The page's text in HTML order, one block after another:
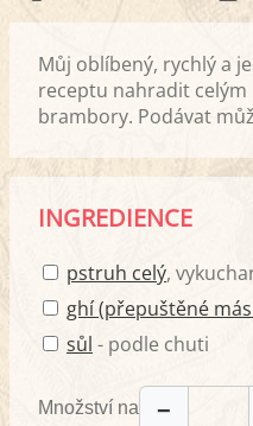
Můj oblíbený, rychlý a
receptu nahradit
brambory. Podávat
INGREDIENCE
pstruh celý,
ghí (přepuštěné
sůl - podle chuti
Množství na −